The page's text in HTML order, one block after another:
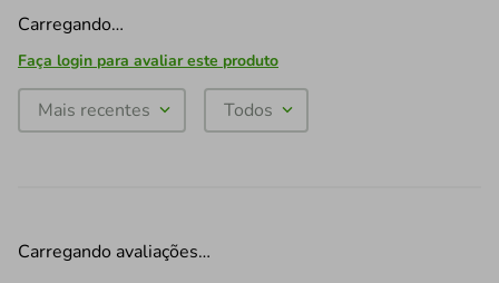
Carregando…
Faça login para avaliar este produto
Mais recentes Todos
Carregando avaliações…